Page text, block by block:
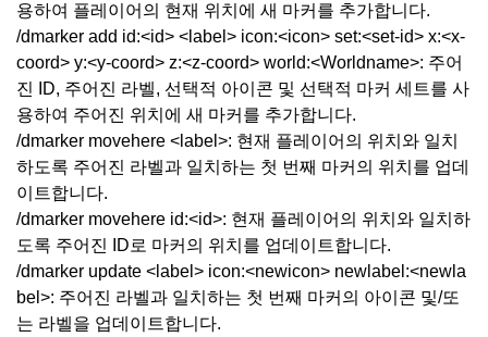
용하여 플레이어의 현재 위치에 새 마커를 추가합니다.
/dmarker add id:<id> <label> icon:<icon> set:<set-id> x:<x-
coord> y:<y-coord> z:<z-coord> world:<Worldname>: 주어
진 ID, 주어진 라벨, 선택적 아이콘 및 선택적 마커 세트를 사
용하여 주어진 위치에 새 마커를 추가합니다.
/dmarker movehere <label>: 현재 플레이어의 위치와 일치
하도록 주어진 라벨과 일치하는 첫 번째 마커의 위치를 업데
이트합니다.
/dmarker movehere id:<id>: 현재 플레이어의 위치와 일치하
도록 주어진 ID로 마커의 위치를 업데이트합니다.
/dmarker update <label> icon:<newicon> newlabel:<newla
bel>: 주어진 라벨과 일치하는 첫 번째 마커의 아이콘 및/또
는 라벨을 업데이트합니다.